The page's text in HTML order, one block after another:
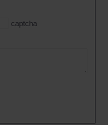
captcha